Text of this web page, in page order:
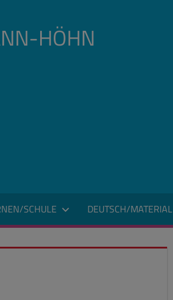
HÖHN
SCHULE DEUTSCH/MATERIAL